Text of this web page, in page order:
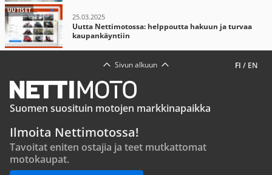
UUTISET
25.03.2025
Uutta Nettimotossa: helppoutta hakuun ja turvaa
kaupankäyntiin
FI / EN
Sivun alkuun
Suomen suosituin motojen markkinapaikka
Ilmoita Nettimotossa!
Tavoitat eniten ostajia ja teet mutkattomat
motokaupat.